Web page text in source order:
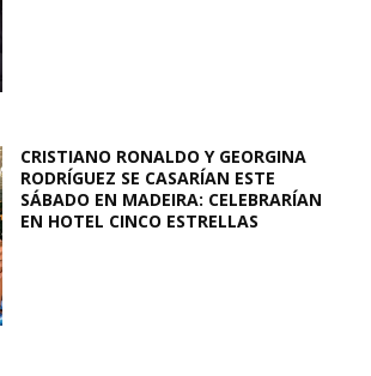
CRISTIANO RONALDO Y GEORGINA
RODRÍGUEZ SE CASARÍAN ESTE
SÁBADO EN MADEIRA: CELEBRARÍAN
EN HOTEL CINCO ESTRELLAS